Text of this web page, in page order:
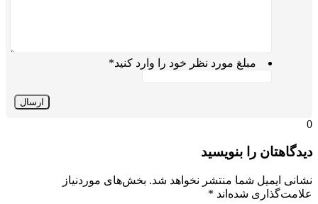
مبلغ مورد نظر خود را وارد کنید*
0
دیدگاهتان را بنویسید
نشانی ایمیل شما منتشر نخواهد شد. بخش‌های موردنیاز
علامت‌گذاری شده‌اند *